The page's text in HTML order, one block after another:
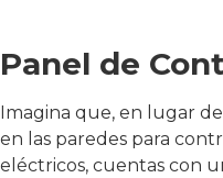
Panel de
Imagina que, en lugar
en las paredes para
eléctricos, cuentas con